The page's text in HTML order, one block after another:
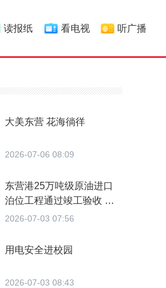
读报纸 看电视 听广播
大美东营 花海徜徉
2026-07-06 08:09
东营港25万吨级原油进口
泊位工程通过竣工验收 北
方首个单点系泊超大型原油
2026-07-03 07:56
用电安全进校园
2026-07-03 08:43